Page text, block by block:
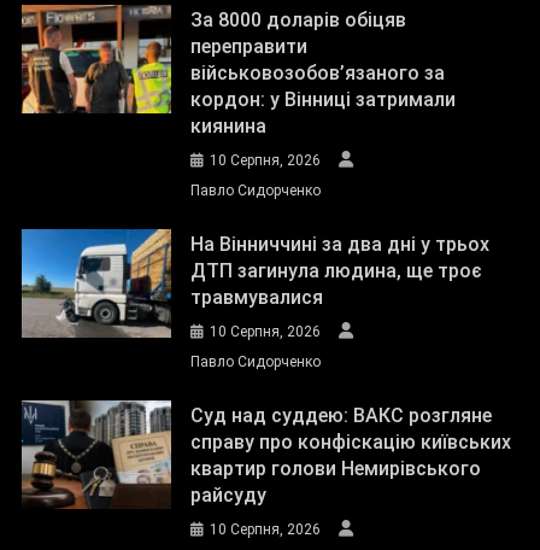
За 8000 доларів обіцяв
переправити
військовозобов’язаного за
кордон: у Вінниці затримали
киянина
10 Серпня, 2026
Павло Сидорченко
На Вінниччині за два дні у трьох
ДТП загинула людина, ще троє
травмувалися
10 Серпня, 2026
Павло Сидорченко
Суд над суддею: ВАКС розгляне
справу про конфіскацію київських
квартир голови Немирівського
райсуду
10 Серпня, 2026